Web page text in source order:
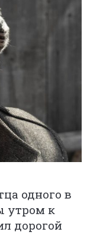
одного в
утром к
дорогой